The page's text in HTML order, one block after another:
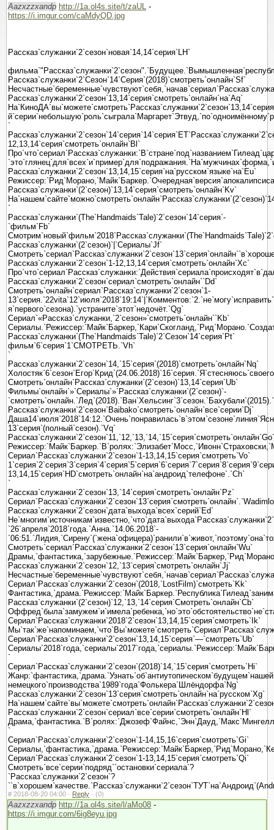
Aazxzzxandp http://1a.ol4s.site/t/zaUL -
https://i.imgur.com/caMdyQD.jpg
Рассказ`служанки`2`сезон`новая`14,14`серия`LH`
Рассказ`служанки`2`Сезон`14`Серия`(2018)`смотреть`онлайн`Sf`
Рассказ`служанки`2`сезон`13,14`серия`смотреть`онлайн`на`Aq`
`
12,13,14`серия`смотреть`онлайн`Bl`
Рассказ`служанки`2`сезон`13,14,15`серия`на`русском`языке`на`Eu`
Рассказ`служанки`(2`сезон)`13,14`серия`смотреть`онлайн`Kv`
`
Рассказ`служанки`(The`Handmaids`Tale)`2`сезон`14`серия`-
`фильм`Fb`
Рассказ`служанки`(2`сезон)`|`Сериалы`Jf`
Рассказ`служанки`2`сезон`1-12,13,14`серия`смотреть`онлайн`Xc`
Рассказ`служанки`2`сезон`сериал`смотреть`онлайн``Dd`
Смотреть`онлайн`сериал`Рассказ`служанки`2`сезон`1-
я`первого`сезона).`устраните`этот`недочёт.`Qg`
Сериал`«Рассказ`служанки,`2`сезон»`смотреть`онлайн``Kb`
Рассказ`служанки`(The`Handmaids`Tale)`2`Сезон`14`серия`Pt`
фильм`6`серия`1`СМОТРЕТЬ.`Vh`
`
Рассказ`служанки`2`сезон`14,`15`серия`(2018)`смотреть`онлайн`Nq`
Смотреть`онлайн`Рассказ`служанки`(2`сезон)`13,14`серия`Ub`
Фильмы`онлайн`»`Сериалы`»`Рассказ`служанки`(2`сезон)`-
Рассказ`служанки`2`сезон`Baibako`смотреть`онлайн`все`серии`Dj`
13`серия`(полный`сезон).`Vq`
Рассказ`служанки`2`сезон`11,`12,`13,`14,`15`серия`смотреть`онлайн`Go`
Сериал`Рассказ`служанки`2`сезон`1-13,14,15`серия`смотреть`Vo`
13,14,15`серия`HD`смотреть`онлайн`на`андроид`телефоне`.`Ch`
`
Рассказ`служанки`2`сезон`13,`14`серия`смотреть`онлайн`Pz`
Рассказ`служанки`2`сезон`дата`выхода`всех`серий`Ed`
`26`апреля`2018`года.`Анна.`14.06.2018`-
Смотреть`сериал`Рассказ`служанки`2`сезон`13`серия`онлайн`Wu`
Рассказ`служанки`2`сезон`12,`13`серия`смотреть`онлайн`Jj`
Сериал`Рассказ`служанки`2`сезон`(2018,`LostFilm)`смотреть`Kk`
Рассказ`служанки`(2`сезон)`12,`13,`14`серия`Смотреть`онлайн`Cb`
Сериал`Рассказ`служанки`2018`2`сезон`13,14,15`серия`смотреть`Ik`
Сериал`Рассказ`служанки`2`сезон`13,14,15`серия`—`смотреть`Ub`
`
Сериал`Рассказ`служанки`2`сезон`(2018)`14,`15`серия`смотреть`Hi`
немецкого`производства`1989`года`Фолькера`Шлёндорфа`Ng`
Рассказ`служанки`2`сезон`13`серия`смотреть`онлайн`на`русском`Xg`
Рассказ`служанки`2`сезон`сериал`все`серии`смотреть`онлайн`Hl`
`
Сериал`Рассказ`служанки`2`сезон`1-14,15,16`серия`смотреть`Gi`
Сериал`Рассказ`служанки`2`сезон`1-13,14,15`серия`смотреть`Qi`
Смотреть`все`серии`подряд``остановки`сериала`?
`Рассказ`служанки`2`сезон`?
# 2018-08-20 04:00 · Reply · (0)
Aazxzzxandp http://1a.ol4s.site/l/aMo08 -
https://i.imgur.com/6ig8eyu.jpg